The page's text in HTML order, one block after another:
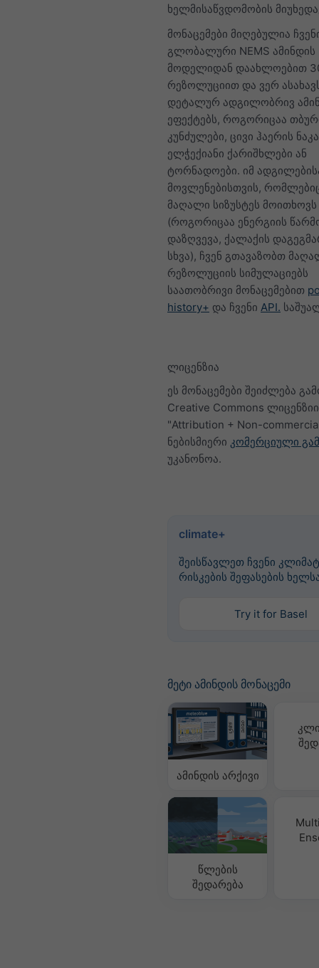
ხელმისაწვდომობის
მონაცემები მიღებულია
გლობალური NEMS ამინდის
მოდელიდან დაახლოებით
რეზოლუციით და ვერ
დეტალურ ადგილობრივ
ეფექტებს, როგორიცაა
კუნძულები, ცივი ჰაერის
ელჭექიანი ქარიშხლები ან
ტორნადოები. იმ
მოვლენებისთვის,
მაღალი სიზუსტეს მოითხოვს
(როგორიცაა ენერგიის
დაზღვევა, ქალაქის
სხვა), ჩვენ გთავაზობთ
რეზოლუციის სიმულაციებს
საათობრივი მონაცემებით
history+ და ჩვენი API.
ლიცენზია
ეს მონაცემები შეიძლება
Creative Commons
"Attribution + Non-
ნებისმიერი კომერციული
უკანონოა.
climate+
შეისწავლეთ ჩვენი
რისკების შეფასების
Try it for Basel
მეტი ამინდის მონაცემი
ამინდის არქივი
წლების
შედარება